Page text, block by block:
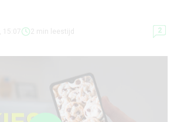
15:07 2 min leestijd 2